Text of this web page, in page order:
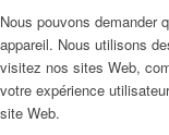
Nous pouvons demander
appareil. Nous utilisons
visitez nos sites Web,
votre expérience
site Web.